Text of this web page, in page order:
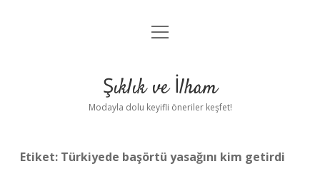
Anasayfa
Yasal Uyarı
menüyü
Şıklık ve İlham
Modayla dolu keyifli öneriler keşfet!
Etiket: Türkiyede başörtü yasağını kim getirdi